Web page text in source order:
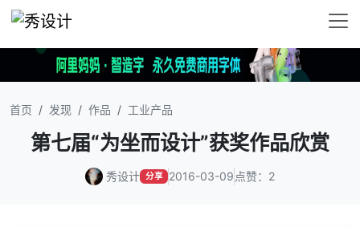
首页 发现 作品 工业产品
第七届“为坐而设计”获奖作品欣赏
秀设计 分享 2016-03-09 点赞：2